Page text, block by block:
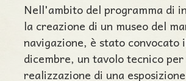
Nell'ambito del programma di
la creazione di un museo del
navigazione, è stato convocato
dicembre, un tavolo tecnico
realizzazione di una